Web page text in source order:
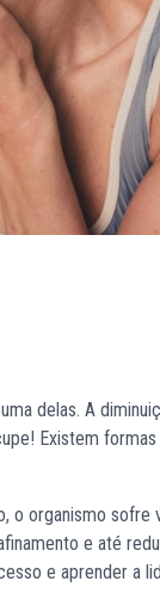
delas. A
Existem
organismo sofre
e até
e aprender a